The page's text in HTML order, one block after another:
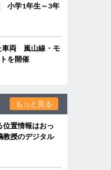
小学1年生～3年
車両 嵐山線・モ
を開催
もっと見る
位置情報はおっ
授のデジタル